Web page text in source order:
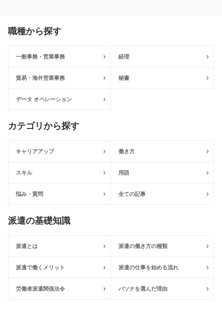
職種から探す
一般事務・営業事務 経理
貿易・海外営業事務 秘書
データ オペレーション
カテゴリから探す
キャリアアップ 働き方
スキル 用語
悩み・質問 全ての記事
派遣の基礎知識
派遣とは 派遣の働き方の種類
派遣で働くメリット 派遣の仕事を始める流れ
労働者派遣関係法令 パソナを選んだ理由